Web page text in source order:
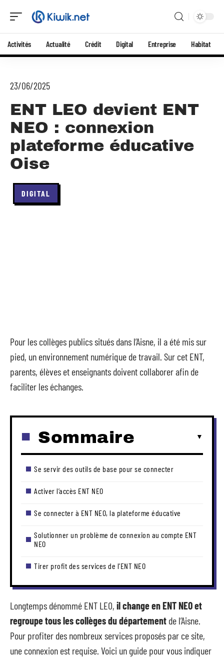
Activités Actualité Crédit Digital Entreprise Habitat
23/06/2025
ENT LEO devient ENT
NEO : connexion
plateforme éducative
Oise
DIGITAL
Pour les collèges publics situés dans l’Aisne, il a été mis sur
pied, un environnement numérique de travail. Sur cet ENT,
parents, élèves et enseignants doivent collaborer afin de
faciliter les échanges.
Sommaire
Se servir des outils de base pour se connecter
Activer l’accès ENT NEO
Se connecter à ENT NEO, la plateforme éducative
Solutionner un problème de connexion au compte ENT
NEO
Tirer profit des services de l’ENT NEO
Longtemps dénommé ENT LEO, il change en ENT NEO et
regroupe tous les collèges du département de l’Aisne.
Pour profiter des nombreux services proposés par ce site,
une connexion est requise. Voici un guide pour vous indiquer